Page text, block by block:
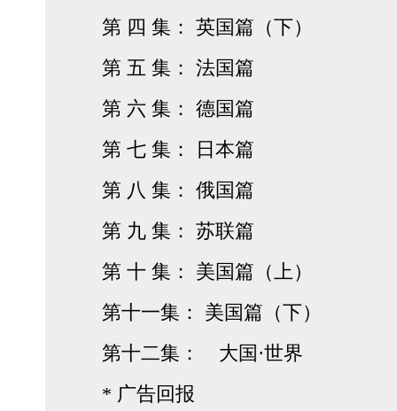
第 四 集： 英国篇（下）
第 五 集： 法国篇
第 六 集： 德国篇
第 七 集： 日本篇
第 八 集： 俄国篇
第 九 集： 苏联篇
第 十 集： 美国篇（上）
第十一集： 美国篇（下）
第十二集： 大国·世界
* 广告回报